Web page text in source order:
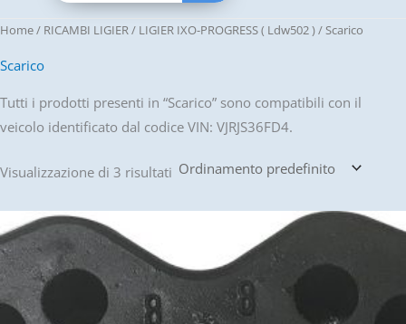
Home/ RICAMBI LIGIER/ LIGIER IXO-PROGRESS ( Ldw502 )/ Scarico
Scarico
Tutti i prodotti presenti in “Scarico” sono compatibili con il
veicolo identificato dal codice VIN: VJRJS36FD4.
Visualizzazione di 3 risultati